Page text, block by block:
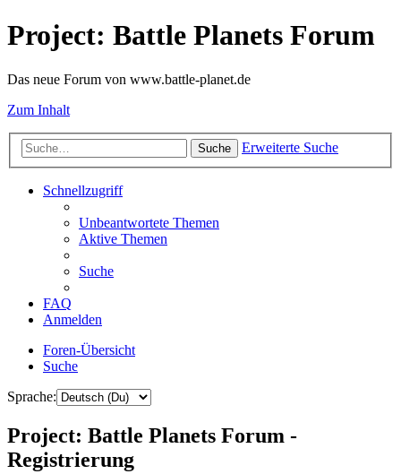
Project: Battle Planets Forum
Das neue Forum von www.battle-planet.de
Zum Inhalt
Suche Erweiterte Suche
Schnellzugriff
Unbeantwortete Themen
Aktive Themen
Suche
FAQ
Anmelden
Foren-Übersicht
Suche
Sprache:
Project: Battle Planets Forum -
Registrierung